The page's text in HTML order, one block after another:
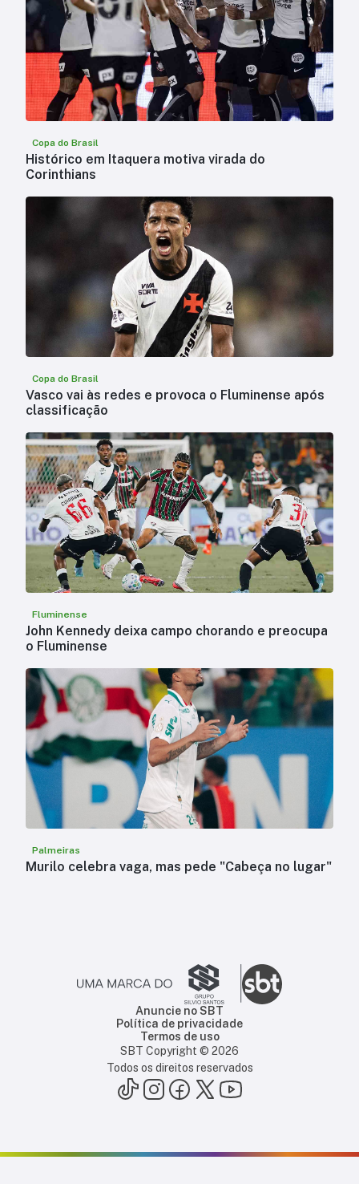
Copa do Brasil
Histórico em Itaquera motiva virada do
Corinthians
Copa do Brasil
Vasco vai às redes e provoca o Fluminense após
classificação
Fluminense
John Kennedy deixa campo chorando e preocupa
o Fluminense
Palmeiras
Murilo celebra vaga, mas pede "Cabeça no lugar"
Anuncie no SBT
Política de privacidade
Termos de uso
SBT Copyright © 2026
Todos os direitos reservados